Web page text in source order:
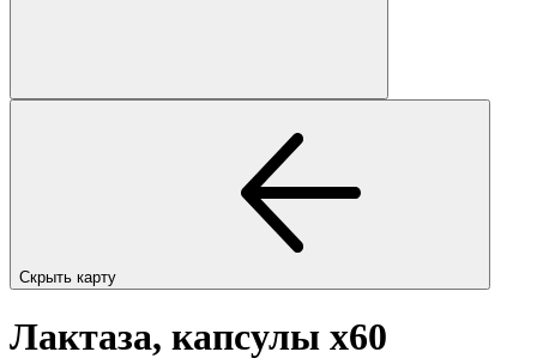
Скрыть карту
Лактаза, капсулы x60